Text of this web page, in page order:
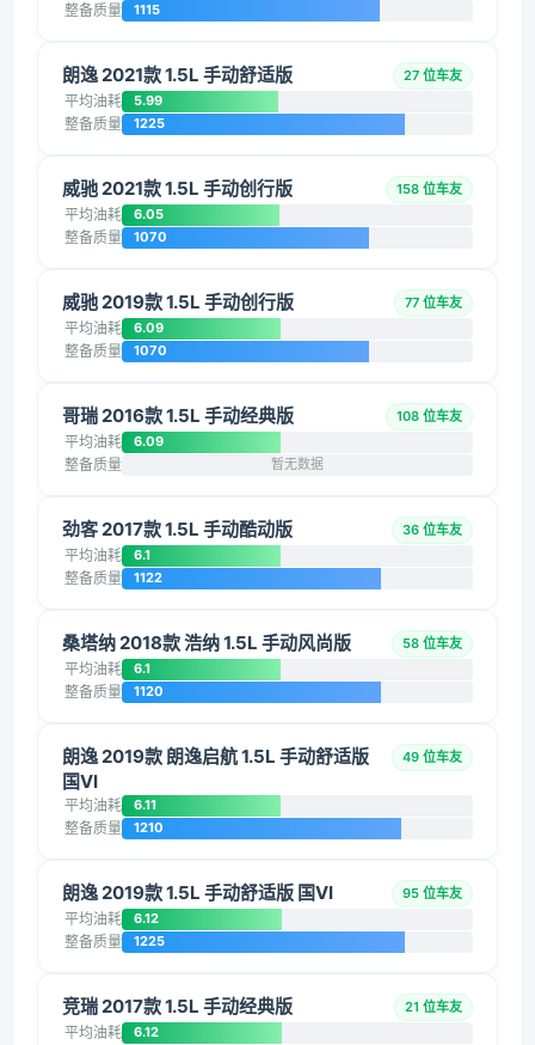
整备质量 1115
朗逸 2021款 1.5L 手动舒适版 27 位车友
平均油耗 5.99
整备质量 1225
威驰 2021款 1.5L 手动创行版 158 位车友
平均油耗 6.05
整备质量 1070
威驰 2019款 1.5L 手动创行版 77 位车友
平均油耗 6.09
整备质量 1070
哥瑞 2016款 1.5L 手动经典版 108 位车友
平均油耗 6.09
整备质量 暂无数据
劲客 2017款 1.5L 手动酷动版 36 位车友
平均油耗 6.1
整备质量 1122
桑塔纳 2018款 浩纳 1.5L 手动风尚版 58 位车友
平均油耗 6.1
整备质量 1120
朗逸 2019款 朗逸启航 1.5L 手动舒适版
国VI
49 位车友
平均油耗 6.11
整备质量 1210
朗逸 2019款 1.5L 手动舒适版 国VI 95 位车友
平均油耗 6.12
整备质量 1225
竞瑞 2017款 1.5L 手动经典版 21 位车友
平均油耗 6.12